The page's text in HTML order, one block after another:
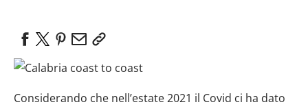
Considerando che nell’estate 2021 il Covid ci ha dato